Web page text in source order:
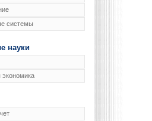
системы
науки
экономика